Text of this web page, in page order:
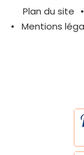
Plan du site
Mentions